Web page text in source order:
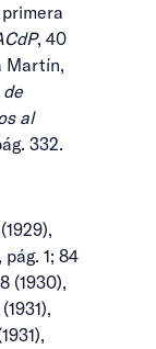
, 40
Martín,
al
332.
pág. 1; 84
(1930),